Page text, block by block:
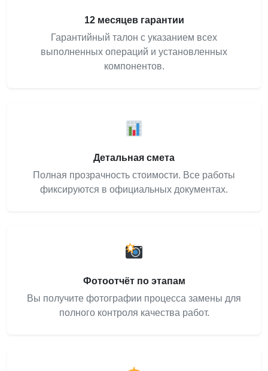
12 месяцев гарантии
Гарантийный талон с указанием всех
выполненных операций и установленных
компонентов.
Детальная смета
Полная прозрачность стоимости. Все работы
фиксируются в официальных документах.
Фотоотчёт по этапам
Вы получите фотографии процесса замены для
полного контроля качества работ.